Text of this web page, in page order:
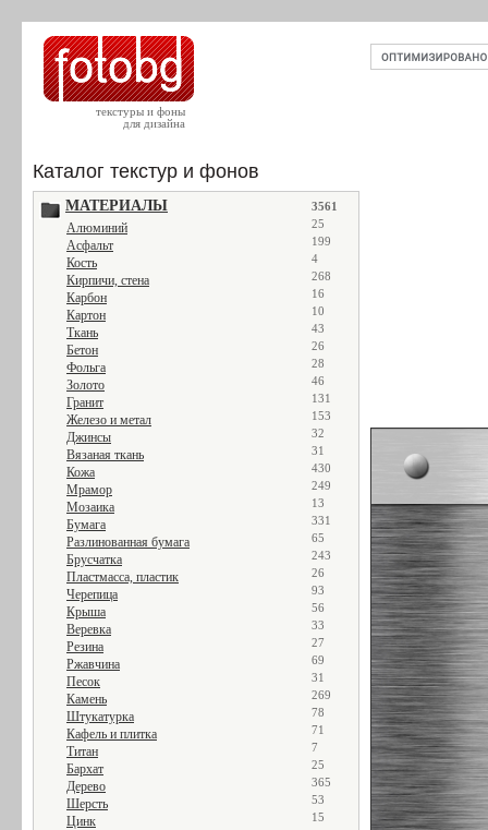
текстуры и фоны
для дизайна
Каталог текстур и фонов
МАТЕРИАЛЫ 3561
Алюминий 25
Асфальт 199
Кость 4
Кирпичи, стена 268
Карбон 16
Картон 10
Ткань 43
Бетон 26
Фольга 28
Золото 46
Гранит 131
Железо и метал 153
Джинсы 32
Вязаная ткань 31
Кожа 430
Мрамор 249
Мозаика 13
Бумага 331
Разлинованная бумага 65
Брусчатка 243
Пластмасса, пластик 26
Черепица 93
Крыша 56
Веревка 33
Резина 27
Ржавчина 69
Песок 31
Камень 269
Штукатурка 78
Кафель и плитка 71
Титан 7
Бархат 25
Дерево 365
Шерсть 53
Цинк 15